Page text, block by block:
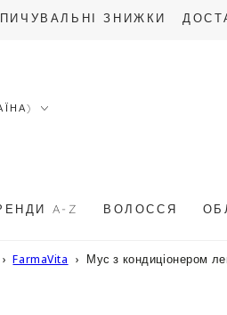
ЗНИЖКИ
A-Z ВОЛОССЯ
FarmaVita Мус з кондиціонером